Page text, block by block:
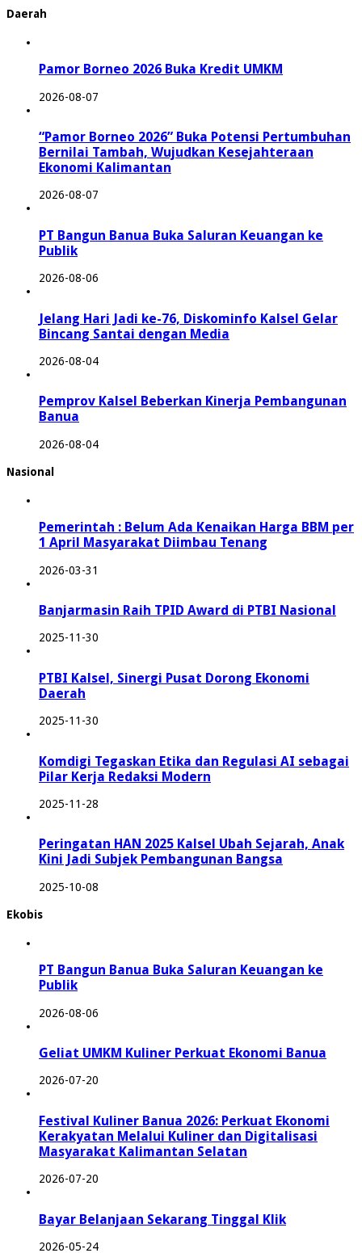
Daerah
Pamor Borneo 2026 Buka Kredit UMKM
2026-08-07
“Pamor Borneo 2026” Buka Potensi Pertumbuhan
Bernilai Tambah, Wujudkan Kesejahteraan
Ekonomi Kalimantan
2026-08-07
PT Bangun Banua Buka Saluran Keuangan ke
Publik
2026-08-06
Jelang Hari Jadi ke-76, Diskominfo Kalsel Gelar
Bincang Santai dengan Media
2026-08-04
Pemprov Kalsel Beberkan Kinerja Pembangunan
Banua
2026-08-04
Nasional
Pemerintah : Belum Ada Kenaikan Harga BBM per
1 April Masyarakat Diimbau Tenang
2026-03-31
Banjarmasin Raih TPID Award di PTBI Nasional
2025-11-30
PTBI Kalsel, Sinergi Pusat Dorong Ekonomi
Daerah
2025-11-30
Komdigi Tegaskan Etika dan Regulasi AI sebagai
Pilar Kerja Redaksi Modern
2025-11-28
Peringatan HAN 2025 Kalsel Ubah Sejarah, Anak
Kini Jadi Subjek Pembangunan Bangsa
2025-10-08
Ekobis
PT Bangun Banua Buka Saluran Keuangan ke
Publik
2026-08-06
Geliat UMKM Kuliner Perkuat Ekonomi Banua
2026-07-20
Festival Kuliner Banua 2026: Perkuat Ekonomi
Kerakyatan Melalui Kuliner dan Digitalisasi
Masyarakat Kalimantan Selatan
2026-07-20
Bayar Belanjaan Sekarang Tinggal Klik
2026-05-24